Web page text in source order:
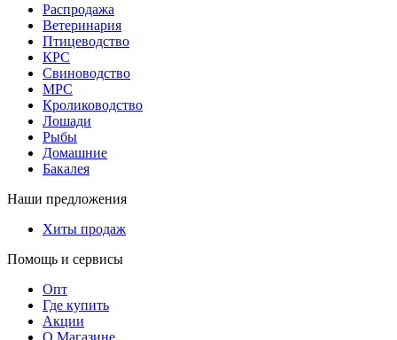
Распродажа
Ветеринария
Птицеводство
КРС
Свиноводство
МРС
Кролиководство
Лошади
Рыбы
Домашние
Бакалея
Наши предложения
Хиты продаж
Помощь и сервисы
Опт
Где купить
Акции
О Магазине